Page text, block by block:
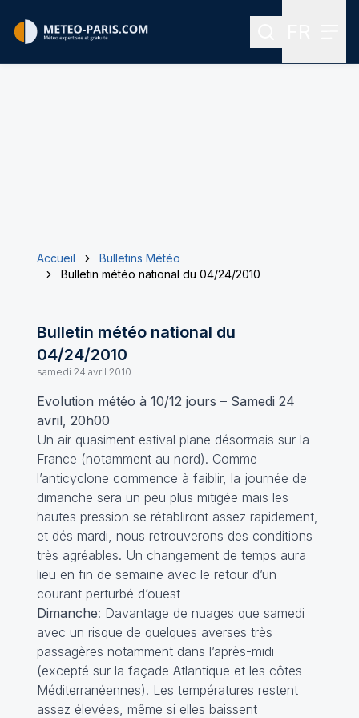
Rechercher
Accueil
Bulletins Météo
Bulletin météo national du 04/24/2010
Bulletin météo national du
04/24/2010
samedi 24 avril 2010
Evolution météo à 10/12 jours – Samedi 24
avril, 20h00
Un air quasiment estival plane désormais sur la
France (notamment au nord). Comme
l’anticyclone commence à faiblir, la journée de
dimanche sera un peu plus mitigée mais les
hautes pression se rétabliront assez rapidement,
et dés mardi, nous retrouverons des conditions
très agréables. Un changement de temps aura
lieu en fin de semaine avec le retour d’un
courant perturbé d’ouest
Dimanche: Davantage de nuages que samedi
avec un risque de quelques averses très
passagères notamment dans l’après-midi
(excepté sur la façade Atlantique et les côtes
Méditerranéennes). Les températures restent
assez élevées, même si elles baissent